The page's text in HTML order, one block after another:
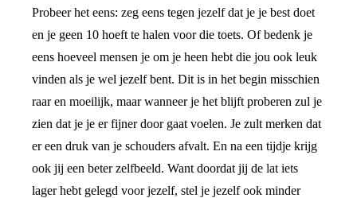
Probeer het eens: zeg eens tegen jezelf dat je je best doet
en je geen 10 hoeft te halen voor die toets. Of bedenk je
eens hoeveel mensen je om je heen hebt die jou ook leuk
vinden als je wel jezelf bent. Dit is in het begin misschien
raar en moeilijk, maar wanneer je het blijft proberen zul je
zien dat je je er fijner door gaat voelen. Je zult merken dat
er een druk van je schouders afvalt. En na een tijdje krijg
ook jij een beter zelfbeeld. Want doordat jij de lat iets
lager hebt gelegd voor jezelf, stel je jezelf ook minder